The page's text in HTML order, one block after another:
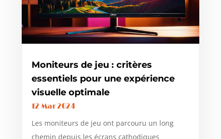
Moniteurs de jeu : critères
essentiels pour une expérience
visuelle optimale
12 Mar 2024
Les moniteurs de jeu ont parcouru un long
chemin depuis les écrans cathodiques